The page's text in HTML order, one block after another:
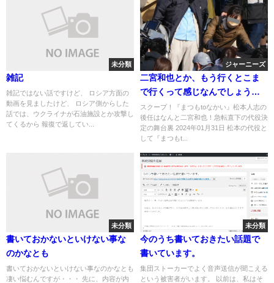
未分類
雑記
雑記ではない話ですけど、 ロシア方面の
動画を見ましたけど、 ロシア側からした
話では、ウクライナが石油施設とか攻撃し
てくるから 報復で返してい...
ジャーニーズ
二宮和也とか、もう行くとこま
で行くって感じなんでしょう
か ayaさん殺害とか、そっち関
係の話題にもなるとも思うけ
ど ばれてないとふんでるんで
スクープ！『まつもtoなかい』松本人志の
後任はなんと二宮和也！急転直下の代役決
定の舞台裏 2024年01月31日 松本の代役と
して『まつもt...
未分類
書いておかないといけない事な
のかなとも
書いておかないといけない事なのかなとも
凄い悩むんですが・・・ 先に、内容が内
未分類
今のうち書いておきたい話題で
書いています。
集団ストーカーでよく音声送信が聞こえる
という被害者がいます。 以前は、私はそ